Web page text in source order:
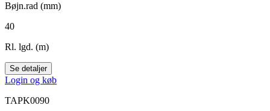
Bøjn.rad (mm)
40
Rl. lgd. (m)
Se detaljer
Login og køb
TAPK0090